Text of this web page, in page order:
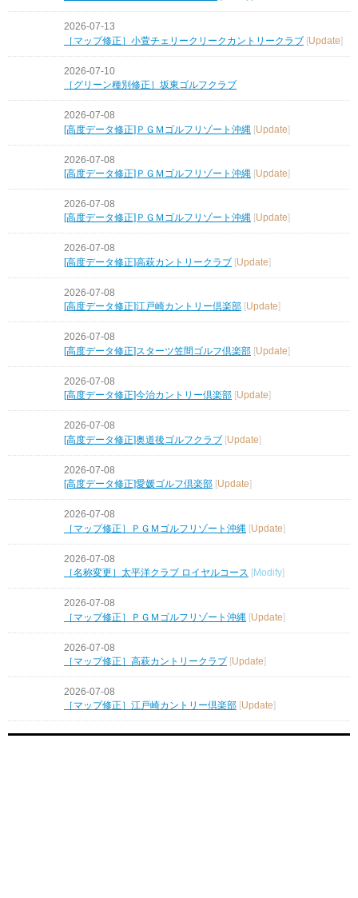
2026-07-13
［マップ修正］小萱チェリークリークカントリークラブ [Update]
2026-07-10
［グリーン種別修正］坂東ゴルフクラブ
2026-07-08
[高度データ修正]ＰＧＭゴルフリゾート沖縄 [Update]
2026-07-08
[高度データ修正]ＰＧＭゴルフリゾート沖縄 [Update]
2026-07-08
[高度データ修正]ＰＧＭゴルフリゾート沖縄 Update
2026-07-08
[高度データ修正]高萩カントリークラブ [Update]
2026-07-08
[高度データ修正]江戸崎カントリー倶楽部 Update
2026-07-08
[高度データ修正]スターツ笠間ゴルフ倶楽部 [Update]
2026-07-08
[高度データ修正]今治カントリー倶楽部 Update
2026-07-08
[高度データ修正]奥道後ゴルフクラブ [Update]
2026-07-08
[高度データ修正]愛媛ゴルフ倶楽部 Update
2026-07-08
［マップ修正］ＰＧＭゴルフリゾート沖縄 [Update]
2026-07-08
［名称変更］太平洋クラブ ロイヤルコース [Modify]
2026-07-08
［マップ修正］ＰＧＭゴルフリゾート沖縄 [Update]
2026-07-08
［マップ修正］高萩カントリークラブ [Update]
2026-07-08
［マップ修正］江戸崎カントリー倶楽部 Update